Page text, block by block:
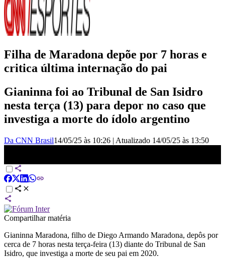
Filha de Maradona depõe por 7 horas e
critica última internação do pai
Gianinna foi ao Tribunal de San Isidro
nesta terça (13) para depor no caso que
investiga a morte do ídolo argentino
Da CNN Brasil14/05/25 às 10:26 | Atualizado 14/05/25 às 13:50
Compartilhar matéria
Gianinna Maradona, filho de Diego Armando Maradona, depôs por
cerca de 7 horas nesta terça-feira (13) diante do Tribunal de San
Isidro, que investiga a morte de seu pai em 2020.